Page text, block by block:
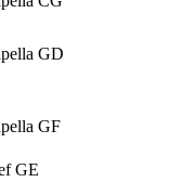
GD
GF
GE